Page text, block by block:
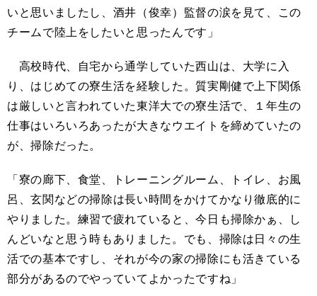
いと思いましたし、酒井（俊幸）監督の涙を見て、この
チームで陸上をしたいと思ったんです」
高校時代、自宅から通学していた西山は、大学に入
り、はじめての寮生活を経験した。質実剛健で上下関係
は厳しいと言われていた東洋大での寮生活で、１年生の
仕事はいろいろあったが大きなウエイトを締めていたの
が、掃除だった。
「寮の廊下、食堂、トレーニングルーム、トイレ、お風
呂、玄関などの掃除は長い時間をかけてかなり徹底的に
やりました。練習で疲れていると、今日も掃除かぁ、し
んどいなと思う時もありました。でも、掃除は日々の生
活での基本ですし、それが今の家の掃除にも活きている
部分があるのでやっていてよかったですね」